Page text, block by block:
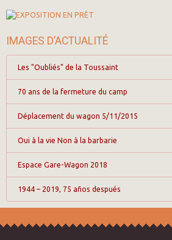
IMAGES D’ACTUALITÉ
Les "Oubliés" de la Toussaint
70 ans de la fermeture du camp
Déplacement du wagon 5/11/2015
Oui à la vie Non à la barbarie
Espace Gare-Wagon 2018
1944 – 2019, 75 años después